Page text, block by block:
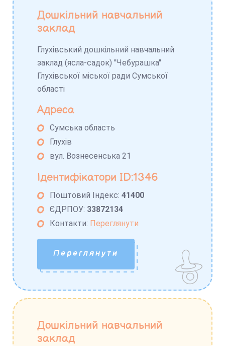
Дошкільний навчальний
заклад
Глухівський дошкільний навчальний
заклад (ясла-садок) "Чебурашка"
Глухівської міської ради Сумської
області
Адреса
Сумська область
Глухів
вул. Вознесенська 21
Ідентифікатори ID:1346
Поштовий Індекс:41400
ЄДРПОУ: 33872134
Контакти: Переглянути
Переглянути
Дошкільний навчальний
заклад